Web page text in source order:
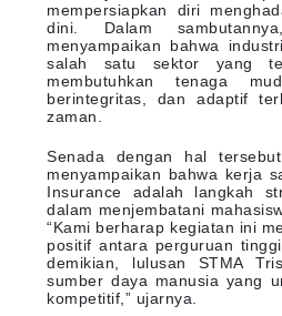
mempersiapkan diri
dini. Dalam
menyampaikan bahwa
salah satu sektor yang
membutuhkan tenaga
berintegritas, dan adaptif
zaman.
Senada dengan hal
menyampaikan bahwa kerja
Insurance adalah langkah
dalam menjembatani
“Kami berharap kegiatan ini
positif antara perguruan
demikian, lulusan STMA
sumber daya manusia yang
kompetitif,” ujarnya.